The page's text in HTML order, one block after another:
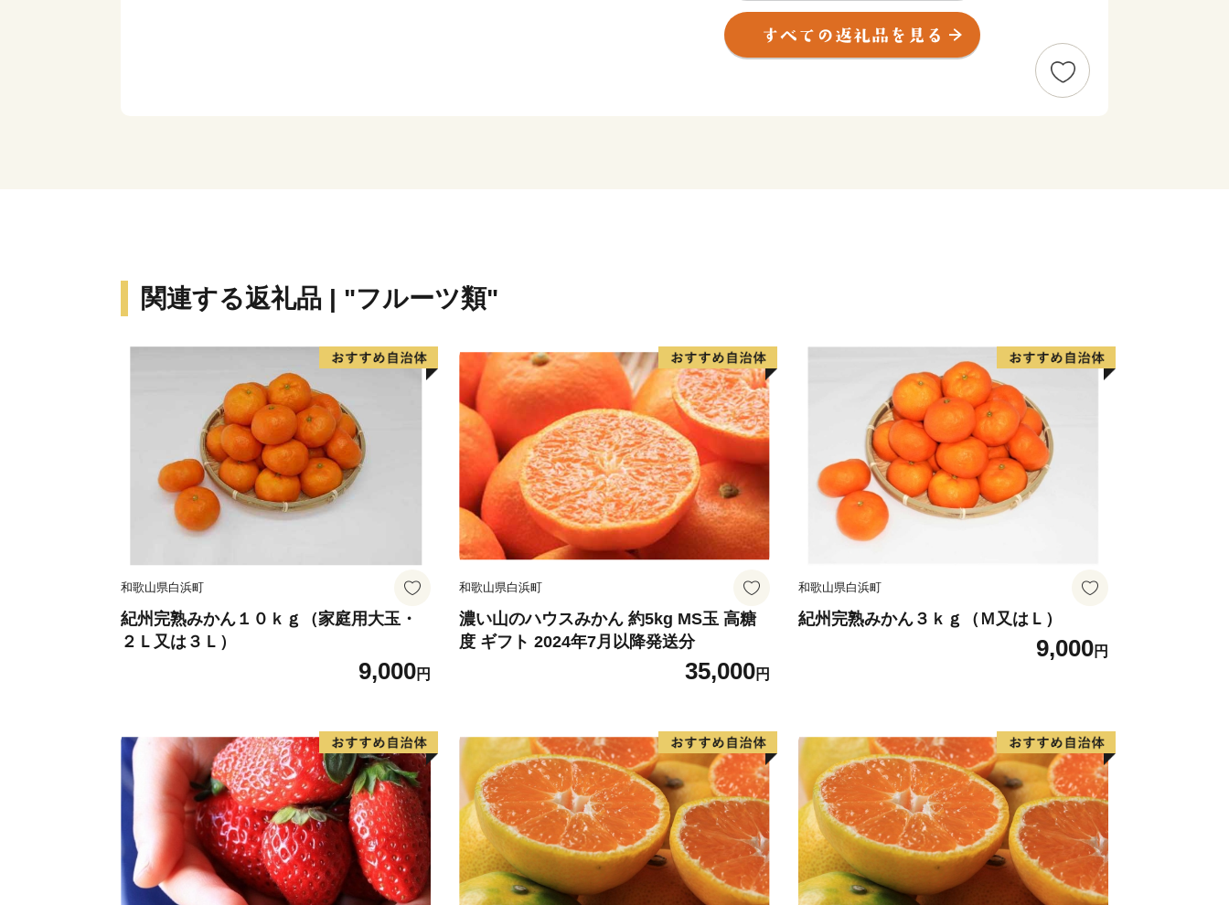
糸満市は、伝統文化を大切にするまちです。糸満ハーレーや糸満
目指しています。
このように糸満市は、平和と伝統と未来が交差する発展の可能性
を大きく秘めたまちです。糸満市でたくさんの再発見をし、魅力を
楽しむとともに、今後の新しい糸満市にご注目ください。
関連する返礼品 | "フルーツ類"
和歌山県白浜町
紀州完熟みかん１０ｋｇ（家庭用大玉・
２Ｌ又は３Ｌ）
9,000円
和歌山県白浜町
濃い山のハウスみかん 約5kg MS玉 高糖
度 ギフト 2024年7月以降発送分
35,000円
和歌山県白浜町
紀州完熟みかん３ｋｇ（Ｍ又はＬ）
9,000円